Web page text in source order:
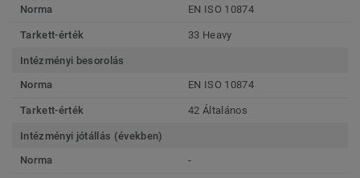
Norma
EN ISO 10874
Tarkett-érték 33 Heavy
Intézményi besorolás
Norma
EN ISO 10874
Tarkett-érték 42 Általános
Intézményi jótállás (években)
Norma
-